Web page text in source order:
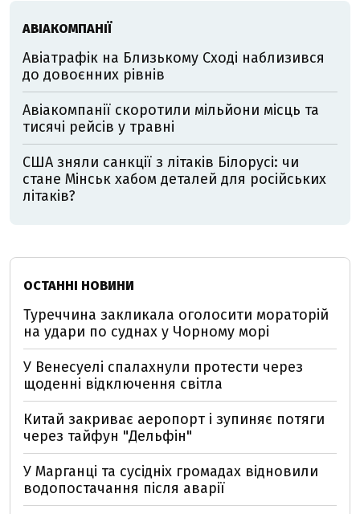
АВІАКОМПАНІЇ
Авіатрафік на Близькому Сході наблизився
до довоєнних рівнів
Авіакомпанії скоротили мільйони місць та
тисячі рейсів у травні
США зняли санкції з літаків Білорусі: чи
стане Мінськ хабом деталей для російських
літаків?
ОСТАННІ НОВИНИ
Туреччина закликала оголосити мораторій
на удари по суднах у Чорному морі
У Венесуелі спалахнули протести через
щоденні відключення світла
Китай закриває аеропорт і зупиняє потяги
через тайфун "Дельфін"
У Марганці та сусідніх громадах відновили
водопостачання після аварії